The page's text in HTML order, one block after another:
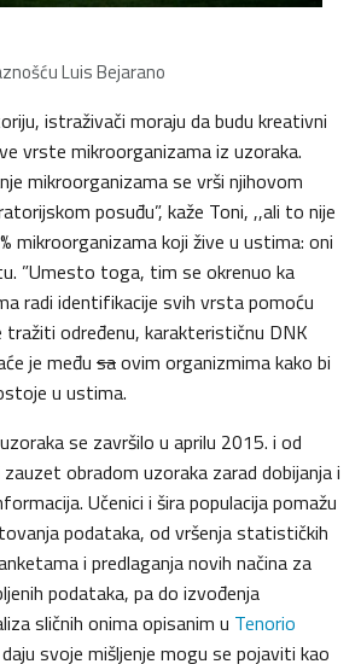
Luis Bejarano
istraživači moraju da budu kreativni
vrste mikroorganizama iz uzoraka.
mikroorganizama se vrši njihovom
posuđu”, kaže Toni, ,,ali to nije
mikroorganizama koji žive u ustima: oni
”Umesto toga, tim se okrenuo ka
radi identifikacije svih vrsta pomoću
tražiti određenu, karakterističnu DNK
je među saovim organizmima kako bi
u ustima.
se završilo u aprilu 2015. i od
obradom uzoraka zarad dobijanja i
Učenici i šira populacija pomažu
podataka, od vršenja statističkih
i predlaganja novih načina za
podataka, pa do izvođenja
sličnih onima opisanim u Tenorio
svoje mišljenje mogu se pojaviti kao